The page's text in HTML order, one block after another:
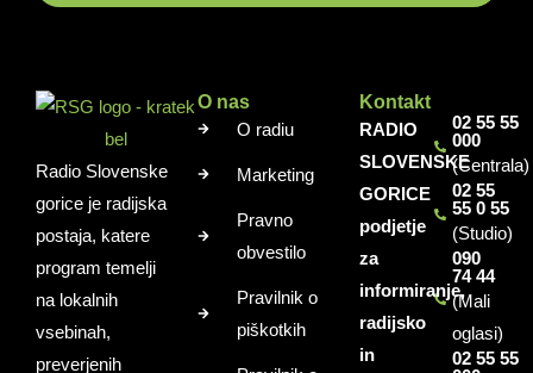
Radio Slovenske
gorice je radijska
postaja, katere
program temelji
na lokalnih
vsebinah,
preverjenih
O nas
O radiu
Marketing
Pravno
obvestilo
Pravilnik o
piškotkih
Kontakt
RADIO
SLOVENSKE
GORICE
podjetje
za
informiranje,
radijsko
in
02 55 55
000
(Centrala)
02 55
55 0 55
(Studio)
090
74 44
(Mali
oglasi)
02 55 55